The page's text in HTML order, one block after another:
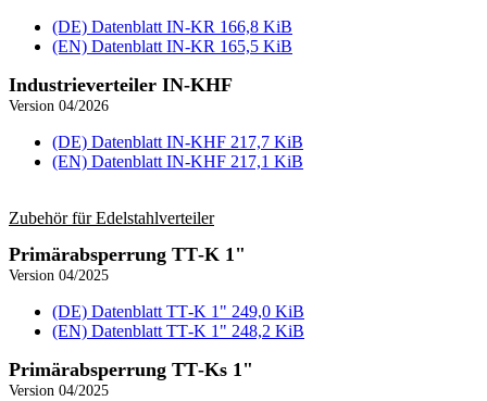
(DE) Datenblatt IN‑KR 166,8 KiB
(EN) Datenblatt IN‑KR 165,5 KiB
Industrie­verteiler IN‑KHF
Version 04/2026
(DE) Datenblatt IN‑KHF 217,7 KiB
(EN) Datenblatt IN‑KHF 217,1 KiB
Zubehör für Edelstahl­verteiler
Primär­absperrung TT‑K 1"
Version 04/2025
(DE) Datenblatt TT‑K 1" 249,0 KiB
(EN) Datenblatt TT‑K 1" 248,2 KiB
Primär­absperrung TT‑Ks 1"
Version 04/2025